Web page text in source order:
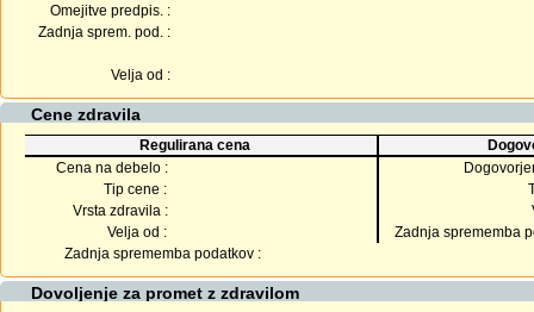
Omejitve predpis. :
Zadnja sprem. pod. :
Velja od :
Cene zdravila
Regulirana cena
Cena na debelo :
Tip cene :
Vrsta zdravila :
Velja od :
Zadnja sprememba
Zadnja sprememba podatkov :
Dovoljenje za promet z zdravilom